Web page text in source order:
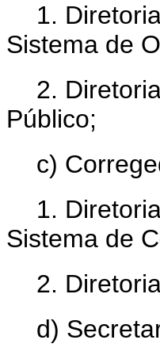
1.
Sistema de
2.
Público;
c)
1.
Sistema de
2.
d)